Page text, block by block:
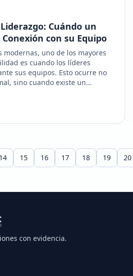
Cuándo un
con su Equipo
modernas, uno de los mayores
es cuando los líderes
sus equipos. Esto ocurre no
sino cuando existe un…
14 15 16 17 18 19 20
con evidencia.